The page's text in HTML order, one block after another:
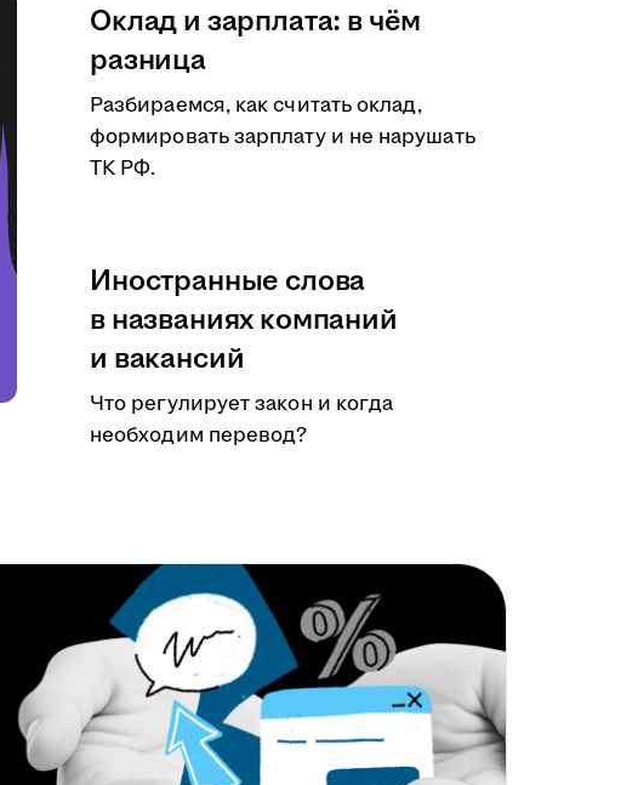
Оклад и зарплата: в чём
разница
Разбираемся, как считать оклад,
формировать зарплату и не нарушать
ТК РФ.
Иностранные слова
в названиях компаний
и вакансий
Что регулирует закон и когда
необходим перевод?